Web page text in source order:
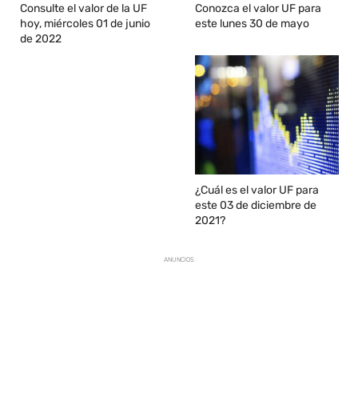
Consulte el valor de la UF
hoy, miércoles 01 de junio
de 2022
Conozca el valor UF para
este lunes 30 de mayo
¿Cuál es el valor UF para
este 03 de diciembre de
2021?
ANUNCIOS